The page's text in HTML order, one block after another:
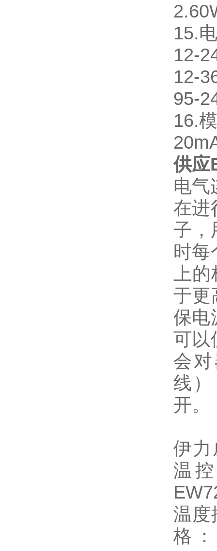
15.
12-
12-
95-
16.
供应
电气
在进
子，
时每
上
于更
保电
可以
会
线
开。
伊力
温
温度
格